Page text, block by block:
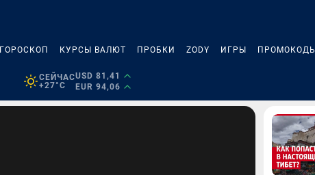
ГОРОСКОП КУРСЫ ВАЛЮТ ПРОБКИ ZODY ИГРЫ ПРОМОКОДЫ
СЕЙЧАС
+27°C
USD 81,41
EUR 94,06